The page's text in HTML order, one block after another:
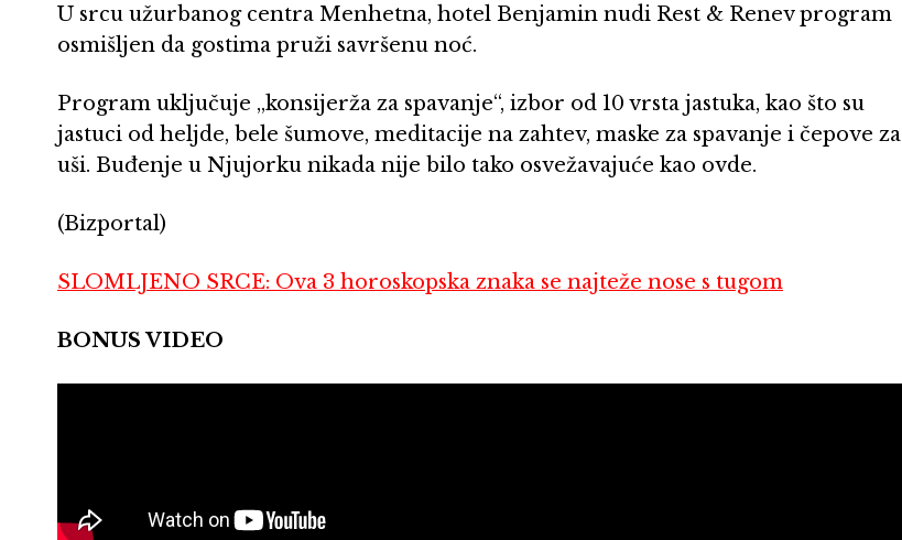
U srcu užurbanog centra Menhetna, hotel Benjamin nudi Rest & Renev program
osmišljen da gostima pruži savršenu noć.
Program uključuje „konsijerža za spavanje“, izbor od 10 vrsta jastuka, kao što su
jastuci od heljde, bele šumove, meditacije na zahtev, maske za spavanje i čepove za
uši. Buđenje u Njujorku nikada nije bilo tako osvežavajuće kao ovde.
(Bizportal)
SLOMLJENO SRCE: Ova 3 horoskopska znaka se najteže nose s tugom
BONUS VIDEO